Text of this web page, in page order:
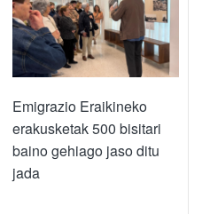
Emigrazio Eraikineko
erakusketak 500 bisitari
baino gehiago jaso ditu
jada